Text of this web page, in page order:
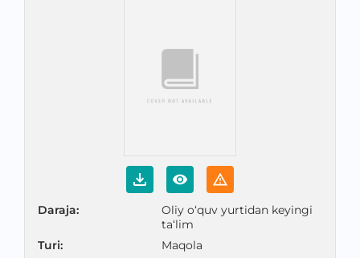
Daraja:
Oliy o‘quv yurtidan keyingi
ta‘lim
Turi:
Maqola